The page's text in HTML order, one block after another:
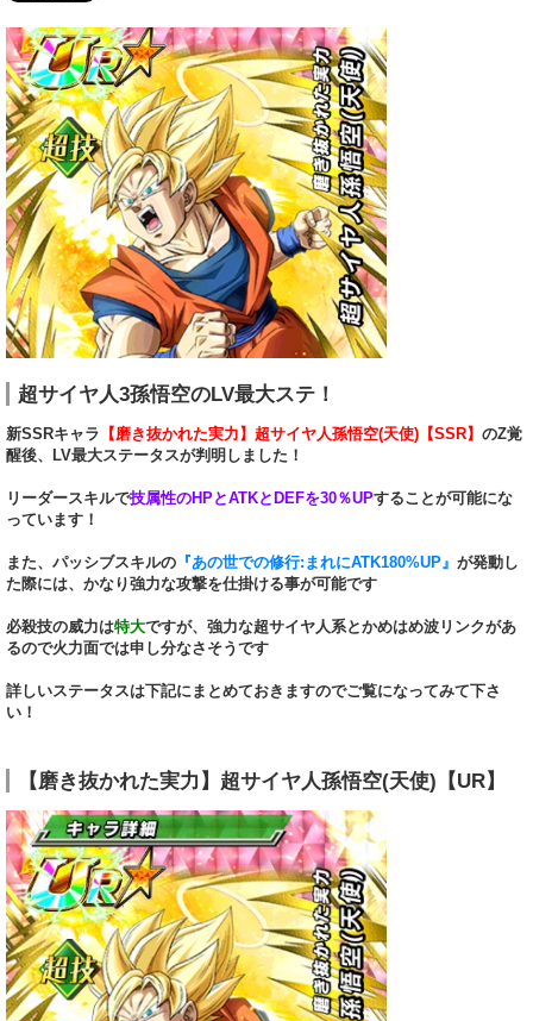
超サイヤ人3孫悟空のLV最大ステ！
新SSRキャラ 【磨き抜かれた実力】超サイヤ人孫悟空(天使)【SSR】 のZ覚
醒後、LV最大ステータスが判明しました！
リーダースキルで技属性のHPとATKとDEFを30％UPすることが可能にな
っています！
また、パッシブスキルの 『あの世での修行:まれにATK180%UP』 が発動し
た際には、かなり強力な攻撃を仕掛ける事が可能です
必殺技の威力は特大ですが、強力な超サイヤ人系とかめはめ波リンクがあ
るので火力面では申し分なさそうです
詳しいステータスは下記にまとめておきますのでご覧になってみて下さ
い！
【磨き抜かれた実力】超サイヤ人孫悟空(天使)【UR】